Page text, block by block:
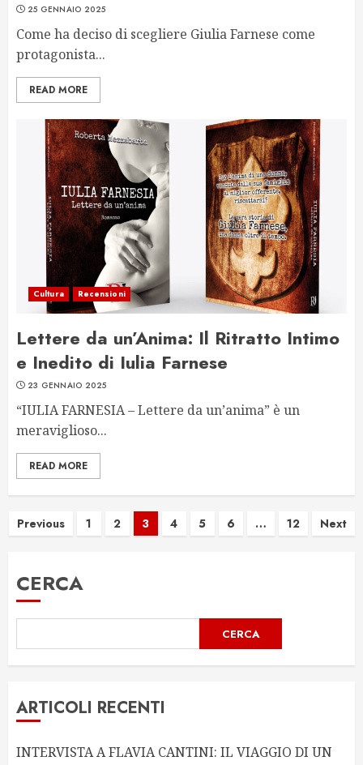
25 GENNAIO 2025
Come ha deciso di scegliere Giulia Farnese come
protagonista...
READ MORE
Cultura Recensioni
Lettere da un’Anima: Il Ritratto Intimo
e Inedito di Iulia Farnese
23 GENNAIO 2025
“IULIA FARNESIA – Lettere da un’anima” è un
meraviglioso...
READ MORE
Paginazione
articoli
Previous 1 2 3 4 5 6 … 12 Next
CERCA
CERCA
ARTICOLI RECENTI
INTERVISTA A FLAVIA CANTINI: IL VIAGGIO DI UN